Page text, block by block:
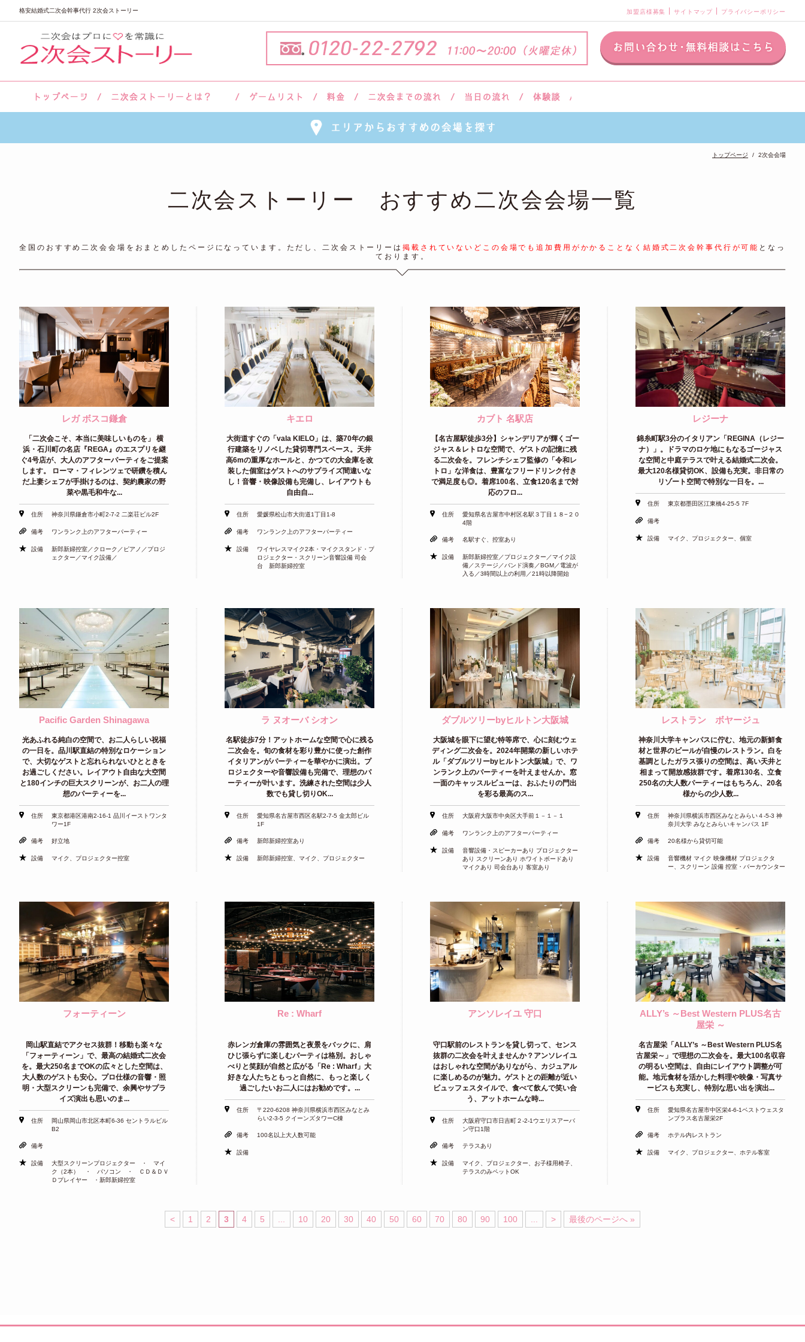
格安結婚式二次会幹事代行 2次会ストーリー 加盟店様募集 サイトマップ プライバシーポリシー
トップページ 2次会会場
二次会ストーリー おすすめ二次会会場一覧
全国のおすすめ二次会会場をおまとめしたページになっています。ただし、二次会ストーリーは 掲載されていないどこの会場でも追加費用がかかることなく結婚式二次会幹事代行が可能 となっ
ております。
レガ ボスコ鎌倉
「二次会こそ、本当に美味しいものを」 横
浜・石川町の名店『REGA』のエスプリを継
ぐ4号店が、大人のアフターパーティをご提案
します。 ローマ・フィレンツェで研鑽を積ん
だ上妻シェフが手掛けるのは、契約農家の野
菜や黒毛和牛な...
住所 神奈川県鎌倉市小町2-7-2 二楽荘ビル2F
備考 ワンランク上のアフターパーティー
設備
新郎新婦控室／クローク／ピアノ／プロジ
ェクター／マイク設備／
キエロ
大街道すぐの「vala KIELO」は、築70年の銀
行建築をリノベした貸切専門スペース。天井
高6mの重厚なホールと、かつての大金庫を改
装した個室はゲストへのサプライズ間違いな
し！音響・映像設備も完備し、レイアウトも
自由自...
住所 愛媛県松山市大街道1丁目1-8
備考 ワンランク上のアフターパーティー
設備
ワイヤレスマイク2本・マイクスタンド・プ
ロジェクター・スクリーン音響設備 司会
台 新郎新婦控室
カブト 名駅店
【名古屋駅徒歩3分】シャンデリアが輝くゴー
ジャス＆レトロな空間で、ゲストの記憶に残
る二次会を。フレンチシェフ監修の「令和レ
トロ」な洋食は、豊富なフリードリンク付き
で満足度も◎。着席100名、立食120名まで対
応のフロ...
住所
愛知県名古屋市中村区名駅３丁目１８−２０
4階
備考 名駅すぐ、控室あり
設備
新郎新婦控室／プロジェクター／マイク設
備／ステージ／バンド演奏／BGM／電波が
入る／3時間以上の利用／21時以降開始
レジーナ
錦糸町駅3分のイタリアン「REGINA（レジー
ナ）」。ドラマのロケ地にもなるゴージャス
な空間と中庭テラスで叶える結婚式二次会。
最大120名様貸切OK、設備も充実。非日常の
リゾート空間で特別な一日を。...
住所 東京都墨田区江東橋4-25-5 7F
備考
設備 マイク、プロジェクター、個室
Pacific Garden Shinagawa
光あふれる純白の空間で、お二人らしい祝福
の一日を。品川駅直結の特別なロケーション
で、大切なゲストと忘れられないひとときを
お過ごしください。レイアウト自由な大空間
と180インチの巨大スクリーンが、お二人の理
想のパーティーを...
住所
東京都港区港南2-16-1 品川イーストワンタ
ワー1F
備考 好立地
設備 マイク、プロジェクター控室
ラ ヌオーバ シオン
名駅徒歩7分！アットホームな空間で心に残る
二次会を。旬の食材を彩り豊かに使った創作
イタリアンがパーティーを華やかに演出。プ
ロジェクターや音響設備も完備で、理想のパ
ーティーが叶います。洗練された空間は少人
数でも貸し切りOK...
住所
愛知県名古屋市西区名駅2-7-5 金太郎ビル
1F
備考 新郎新婦控室あり
設備 新郎新婦控室、マイク、プロジェクター
ダブルツリーbyヒルトン大阪城
大阪城を眼下に望む特等席で、心に刻むウェ
ディング二次会を。2024年開業の新しいホテ
ル「ダブルツリーbyヒルトン大阪城」で、ワ
ンランク上のパーティーを叶えませんか。窓
一面のキャッスルビューは、おふたりの門出
を彩る最高のス...
住所 大阪府大阪市中央区大手前１－１－１
備考 ワンランク上のアフターパーティー
設備
音響設備・スピーカーあり プロジェクター
あり スクリーンあり ホワイトボードあり
マイクあり 司会台あり 客室あり
レストラン ボヤージュ
神奈川大学キャンパスに佇む、地元の新鮮食
材と世界のビールが自慢のレストラン。白を
基調としたガラス張りの空間は、高い天井と
相まって開放感抜群です。着席130名、立食
250名の大人数パーティーはもちろん、20名
様からの少人数...
住所
神奈川県横浜市西区みなとみらい４-5-3 神
奈川大学 みなとみらいキャンパス 1F
備考 20名様から貸切可能
設備
音響機材 マイク 映像機材 プロジェクタ
ー、スクリーン 設備 控室・バーカウンター
フォーティーン
岡山駅直結でアクセス抜群！移動も楽々な
「フォーティーン」で、最高の結婚式二次会
を。最大250名までOKの広々とした空間は、
大人数のゲストも安心。プロ仕様の音響・照
明・大型スクリーンも完備で、余興やサプラ
イズ演出も思いのま...
住所
岡山県岡山市北区本町6-36 セントラルビル
B2
備考
設備
大型スクリーンプロジェクター ・ マイ
ク（2本） ・ パソコン ・ ＣＤ＆ＤＶ
Ｄプレイヤー ・新郎新婦控室
Re : Wharf
赤レンガ倉庫の雰囲気と夜景をバックに、肩
ひじ張らずに楽しむパーティは格別。おしゃ
べりと笑顔が自然と広がる「Re : Wharf」大
好きな人たちともっと自然に、もっと楽しく
過ごしたいお二人にはお勧めです。...
住所
〒220-6208 神奈川県横浜市西区みなとみ
らい2-3-5 クイーンズタワーC棟
備考 100名以上大人数可能
設備
アンソレイユ 守口
守口駅前のレストランを貸し切って、センス
抜群の二次会を叶えませんか？アンソレイユ
はおしゃれな空間がありながら、カジュアル
に楽しめるのが魅力。ゲストとの距離が近い
ビュッフェスタイルで、食べて飲んで笑い合
う、アットホームな時...
住所
大阪府守口市日吉町２-2-1ウエリスアーバ
ン守口1階
備考 テラスあり
設備
マイク、プロジェクター、お子様用椅子、
テラスのみペットOK
ALLY’s ～Best Western PLUS名古
屋栄 ～
名古屋栄「ALLY’s ～Best Western PLUS名
古屋栄～」で理想の二次会を。最大100名収容
の明るい空間は、自由にレイアウト調整が可
能。地元食材を活かした料理や映像・写真サ
ービスも充実し、特別な思い出を演出...
住所
愛知県名古屋市中区栄4-6-1ベストウェスタ
ンプラス名古屋栄2F
備考 ホテル内レストラン
設備 マイク、プロジェクター、ホテル客室
< 1 2 3 4 5 10 20 30 40 50 60 70 80 90 100 > 最後のページへ »